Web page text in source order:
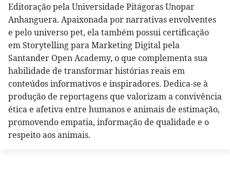
Editoração pela Universidade Pitágoras Unopar
Anhanguera. Apaixonada por narrativas envolventes
e pelo universo pet, ela também possui certificação
em Storytelling para Marketing Digital pela
Santander Open Academy, o que complementa sua
habilidade de transformar histórias reais em
conteúdos informativos e inspiradores. Dedica-se à
produção de reportagens que valorizam a convivência
ética e afetiva entre humanos e animais de estimação,
promovendo empatia, informação de qualidade e o
respeito aos animais.